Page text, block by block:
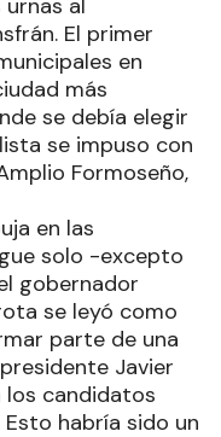
al
El primer
en
más
se debía elegir
se impuso con
Formoseño,
en las
solo -excepto
gobernador
se leyó como
parte de una
Javier
los candidatos
habría sido un